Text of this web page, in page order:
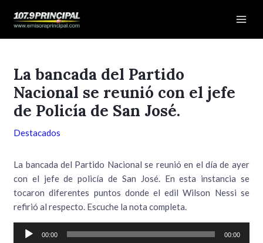
La bancada del Partido
Nacional se reunió con el jefe
de Policía de San José.
Destacados
La bancada del Partido Nacional se reunió en el día de ayer
con el jefe de policía de San José. En esta instancia se
tocaron diferentes puntos donde el edil Wilson Nessi se
refirió al respecto. Escuche la nota completa.
Reproductor
00:00 00:00
de